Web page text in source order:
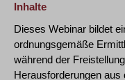
Inhalte
Dieses Webinar bildet
ordnungsgemäße
während der
Herausforderungen